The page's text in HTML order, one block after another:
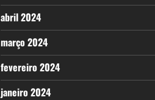
abril 2024
março 2024
fevereiro 2024
janeiro 2024